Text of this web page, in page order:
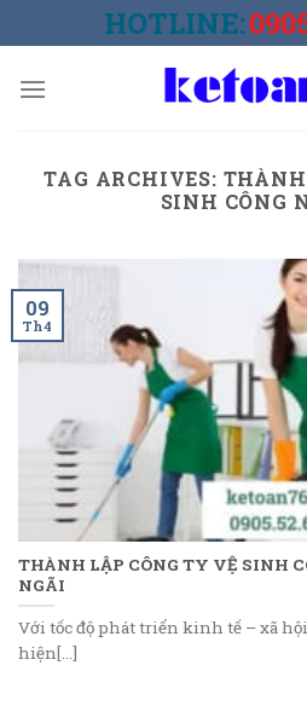
to
HOTLINE:
TAG ARCHIVES:
SINH CÔNG
THÀNH LẬP CÔNG TY VỆ SINH
NGÃI
Với tốc độ phát triển kinh tế – xã
hiện[...]
09
Th4